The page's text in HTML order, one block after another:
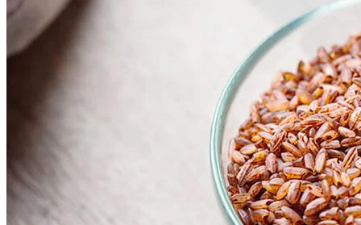
Bếp Gia Đình
Trung Cấp CET
Kỹ Thuật Chế Biến Món Ăn
Kỹ Thuật Pha Chế Đồ Uống
Quản Lý Kinh Doanh Nhà Hàng Và Dịch Vụ Ăn Uống
Tạo Mẫu Và Chăm Sóc Sắc Đẹp
Truyền Thông Đa Phương Tiện